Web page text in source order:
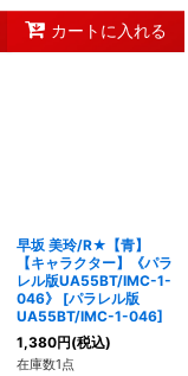
カートに入れる
早坂 美玲/R★【青】
【キャラクター】《パラ
レル版UA55BT/IMC-1-
046》
[パラレル版
UA55BT/IMC-1-046]
1,380円(税込)
在庫数1点